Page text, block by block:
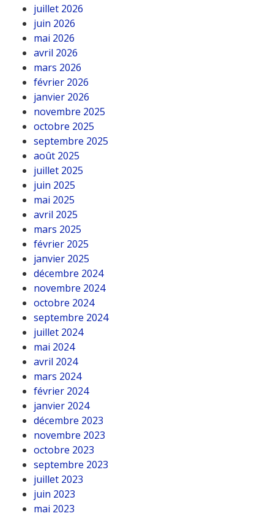
juillet 2026
juin 2026
mai 2026
avril 2026
mars 2026
février 2026
janvier 2026
novembre 2025
octobre 2025
septembre 2025
août 2025
juillet 2025
juin 2025
mai 2025
avril 2025
mars 2025
février 2025
janvier 2025
décembre 2024
novembre 2024
octobre 2024
septembre 2024
juillet 2024
mai 2024
avril 2024
mars 2024
février 2024
janvier 2024
décembre 2023
novembre 2023
octobre 2023
septembre 2023
juillet 2023
juin 2023
mai 2023